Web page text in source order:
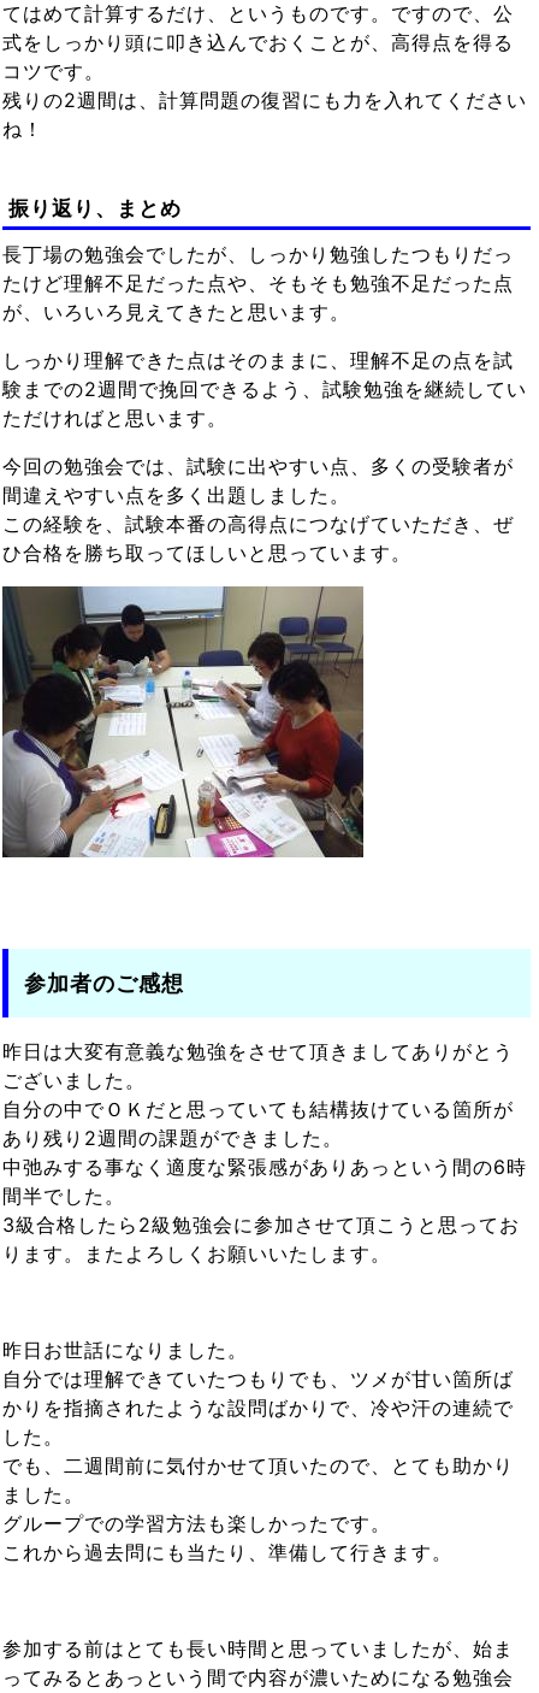
てはめて計算するだけ、というものです。ですので、公
式をしっかり頭に叩き込んでおくことが、高得点を得る
コツです。
残りの2週間は、計算問題の復習にも力を入れてください
ね！
振り返り、まとめ
長丁場の勉強会でしたが、しっかり勉強したつもりだっ
たけど理解不足だった点や、そもそも勉強不足だった点
が、いろいろ見えてきたと思います。
しっかり理解できた点はそのままに、理解不足の点を試
験までの2週間で挽回できるよう、試験勉強を継続してい
ただければと思います。
今回の勉強会では、試験に出やすい点、多くの受験者が
間違えやすい点を多く出題しました。
この経験を、試験本番の高得点につなげていただき、ぜ
ひ合格を勝ち取ってほしいと思っています。
参加者のご感想
昨日は大変有意義な勉強をさせて頂きましてありがとう
ございました。
自分の中でＯＫだと思っていても結構抜けている箇所が
あり残り2週間の課題ができました。
中弛みする事なく適度な緊張感がありあっという間の6時
間半でした。
3級合格したら2級勉強会に参加させて頂こうと思ってお
ります。またよろしくお願いいたします。
昨日お世話になりました。
自分では理解できていたつもりでも、ツメが甘い箇所ば
かりを指摘されたような設問ばかりで、冷や汗の連続で
した。
でも、二週間前に気付かせて頂いたので、とても助かり
ました。
グループでの学習方法も楽しかったです。
これから過去問にも当たり、準備して行きます。
参加する前はとても長い時間と思っていましたが、始ま
ってみるとあっという間で内容が濃いためになる勉強会